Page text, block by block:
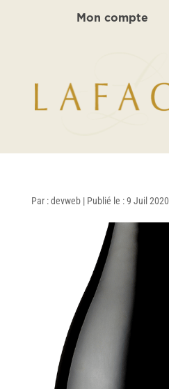
Mon compte
Par :devweb | Publié le : 9 Juil 2020